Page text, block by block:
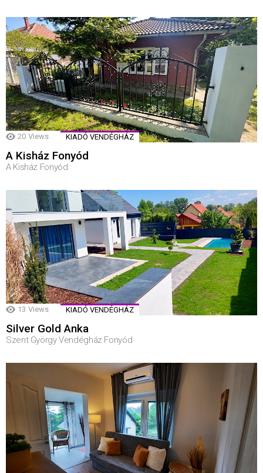
20 Views KIADÓ VENDÉGHÁZ
A Kisház Fonyód
A Kisház Fonyód
13 Views KIADÓ VENDÉGHÁZ
Silver Gold Anka
Szent György Vendégház Fonyód